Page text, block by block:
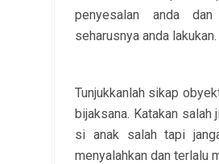
penyesalan anda
seharusnya anda lakukan.
Tunjukkanlah sikap
bijaksana. Katakan salah
si anak salah tapi
menyalahkan dan terlalu